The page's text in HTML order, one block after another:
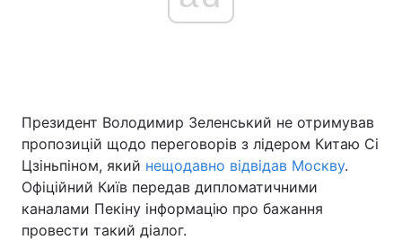
Президент Володимир Зеленський не отримував
пропозицій щодо переговорів з лідером Китаю Сі
Цзіньпіном, який нещодавно відвідав Москву.
Офіційний Київ передав дипломатичними
каналами Пекіну інформацію про бажання
провести такий діалог.